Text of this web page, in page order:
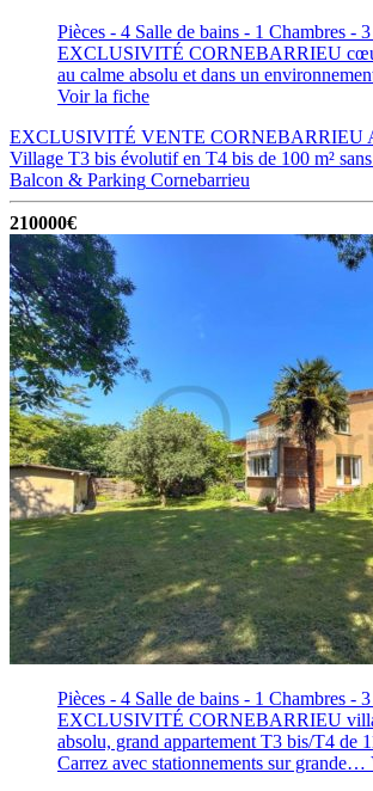
Pièces - 4 Salle de bains - 1 Chambres - 3
EXCLUSIVITÉ CORNEBARRIEU
au calme absolu et dans un
Voir la fiche
EXCLUSIVITÉ VENTE CORNEBARRIEU
Village T3 bis évolutif en T4 bis de 100 m²
Balcon & Parking Cornebarrieu
210000€
Pièces - 4 Salle de bains - 1 Chambres - 3
EXCLUSIVITÉ CORNEBARRIEU
absolu, grand appartement T3 bis/T4 de
Carrez avec stationnements sur grande…